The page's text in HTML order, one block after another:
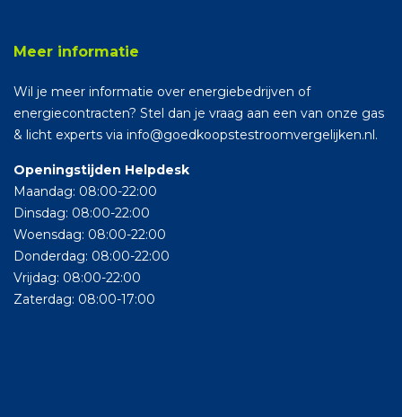
Meer informatie
Wil je meer informatie over energiebedrijven of
energiecontracten? Stel dan je vraag aan een van onze gas
& licht experts via info@goedkoopstestroomvergelijken.nl.
Openingstijden Helpdesk
Maandag: 08:00-22:00
Dinsdag: 08:00-22:00
Woensdag: 08:00-22:00
Donderdag: 08:00-22:00
Vrijdag: 08:00-22:00
Zaterdag: 08:00-17:00